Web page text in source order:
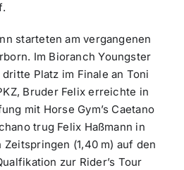
starteten am vergangenen
Im Bioranch Youngster
Platz im Finale an Toni
Bruder Felix erreichte in
mit Horse Gym’s Caetano
trug Felix Haßmann in
(1,40 m) auf den
zur Rider’s Tour